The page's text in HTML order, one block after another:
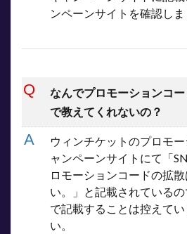
ンペーンサイトを確認しま
なんでプロモーションコ
で教えてくれないの？
ウィンチケットのプロモ
ャンペーンサイトにて「
ロモーションコードの拡
い。」と記載されている
で記載することは控えて
い。